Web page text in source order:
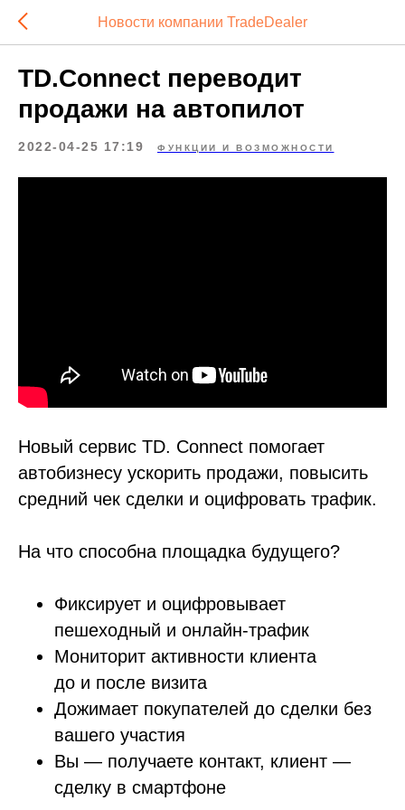
Новости компании TradeDealer
TD.Connect переводит
продажи на автопилот
2022-04-25 17:19 ФУНКЦИИ И ВОЗМОЖНОСТИ
Новый сервис TD. Connect помогает
автобизнесу ускорить продажи, повысить
средний чек сделки и оцифровать трафик.
На что способна площадка будущего?
Фиксирует и оцифровывает
пешеходный и онлайн-трафик
Мониторит активности клиента
до и после визита
Дожимает покупателей до сделки без
вашего участия
Вы — получаете контакт, клиент —
сделку в смартфоне